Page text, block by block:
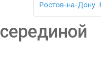
Ростов-на-Дону